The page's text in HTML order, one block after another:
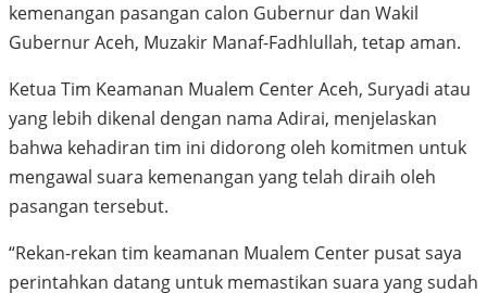
kemenangan pasangan calon Gubernur dan Wakil
Gubernur Aceh, Muzakir Manaf-Fadhlullah, tetap aman.
Ketua Tim Keamanan Mualem Center Aceh, Suryadi atau
yang lebih dikenal dengan nama Adirai, menjelaskan
bahwa kehadiran tim ini didorong oleh komitmen untuk
mengawal suara kemenangan yang telah diraih oleh
pasangan tersebut.
“Rekan-rekan tim keamanan Mualem Center pusat saya
perintahkan datang untuk memastikan suara yang sudah